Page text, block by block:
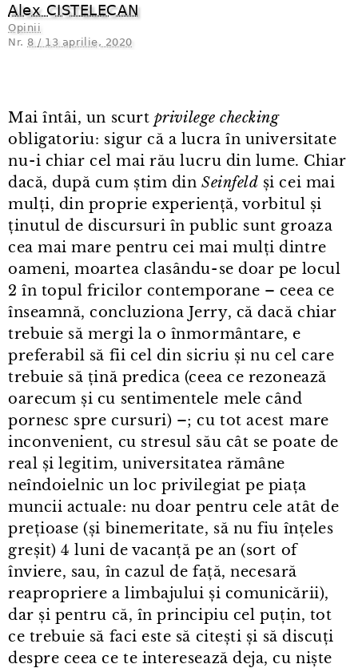
Alex CISTELECAN
Opinii
Nr. 8 / 13 aprilie, 2020
Mai întâi, un scurt privilege checking
obligatoriu: sigur că a lucra în universitate
nu⁠-⁠i chiar cel mai rău lucru din lume. Chiar
dacă, după cum știm din Seinfeld și cei mai
mulți, din proprie experiență, vorbitul și
ținutul de discursuri în public sunt groaza
cea mai mare pentru cei mai mulți dintre
oameni, moartea clasându⁠-⁠se doar pe locul
2 în topul fricilor contemporane – ceea ce
înseamnă, concluziona Jerry, că dacă chiar
trebuie să mergi la o înmormântare, e
preferabil să fii cel din sicriu și nu cel care
trebuie să țină predica (ceea ce rezonează
oarecum și cu sentimentele mele când
pornesc spre cursuri) –; cu tot acest mare
inconvenient, cu stresul său cât se poate de
real și legitim, universitatea rămâne
neîndoielnic un loc privilegiat pe piața
muncii actuale: nu doar pentru cele atât de
prețioase (și binemeritate, să nu fiu înțeles
greșit) 4 luni de vacanță pe an (sort of
înviere, sau, în cazul de față, necesară
reapropriere a limbajului și comunicării),
dar și pentru că, în principiu cel puțin, tot
ce trebuie să faci este să citești și să discuți
despre ceea ce te interesează deja, cu niște